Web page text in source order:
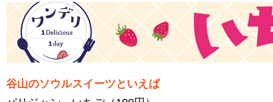
谷山のソウルスイーツといえば